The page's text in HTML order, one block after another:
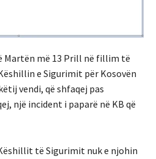
Martën më 13 Prill në fillim të
e Sigurimit për Kosovën
vendi, që shfaqej pas
një incident i paparë në KB që
të Sigurimit nuk e njohin